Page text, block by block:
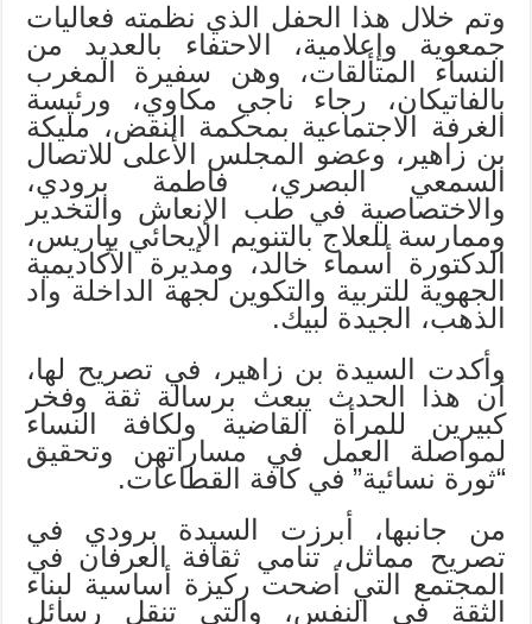
وتم خلال هذا الحفل الذي نظمته فعاليات
جمعوية وإعلامية، الاحتفاء بالعديد من
النساء المتألقات، وهن سفيرة المغرب
بالفاتيكان، رجاء ناجي مكاوي، ورئيسة
الغرفة الاجتماعية بمحكمة النقض، مليكة
بن زاهير، وعضو المجلس الأعلى للاتصال
السمعي البصري، فاطمة برودي،
والاختصاصية في طب الإنعاش والتخدير
وممارسة للعلاج بالتنويم الإيحائي بباريس،
الدكتورة أسماء خالد، ومديرة الأكاديمية
الجهوية للتربية والتكوين لجهة الداخلة واد
الذهب، الجيدة لبيك.
وأكدت السيدة بن زاهير، في تصريح لها،
أن هذا الحدث يبعث برسالة ثقة وفخر
كبيرين للمرأة القاضية ولكافة النساء
لمواصلة العمل في مساراتهن وتحقيق
“ثورة نسائية” في كافة القطاعات.
من جانبها، أبرزت السيدة برودي في
تصريح مماثل، تنامي ثقافة العرفان في
المجتمع التي أضحت ركيزة أساسية لبناء
الثقة في النفس، والتي تنقل رسائل